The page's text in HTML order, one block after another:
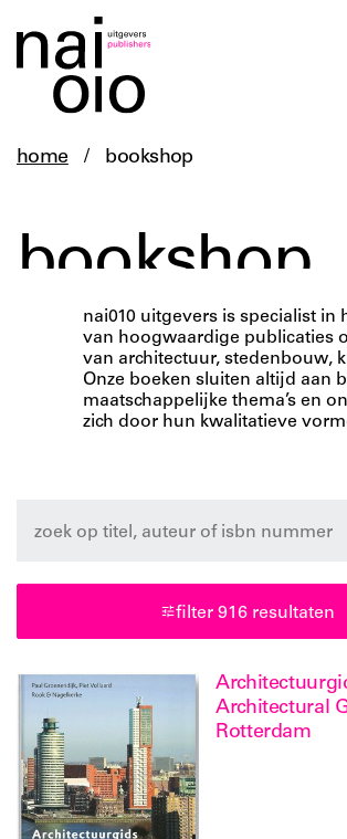
home / bookshop
bookshop
nai010 uitgevers is specialist in
van hoogwaardige publicaties
van architectuur, stedenbouw,
Onze boeken sluiten altijd aan
maatschappelijke thema’s en
zich door hun kwalitatieve
architectuur
fotografie
kunst
landschap
ruimtelijke ontwikkeling
stedenbouw
engels
beschikbaar
laatste exemplaren
leverbaar
verwacht
filter 916 resultaten
Architectural
Rotterdam